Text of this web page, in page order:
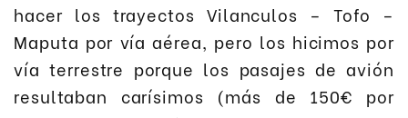
hacer los trayectos Vilanculos – Tofo –
Maputa por vía aérea, pero los hicimos por
vía terrestre porque los pasajes de avión
resultaban carísimos (más de 150€ por